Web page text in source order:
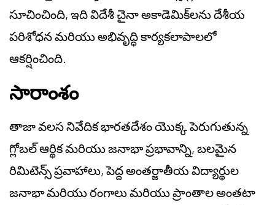
సూచించింది, ఇది విదేశీ చైనా అకాడెమిక్‌లను దేశీయ
పరిశోధన మరియు అభివృద్ధి కార్యకలాపాలలో
ఆకర్షించింది.
సారాంశం
తాజా వలస నివేదిక భారతదేశం యొక్క పెరుగుతున్న
గ్లోబల్ ఆర్థిక మరియు జనాభా ప్రభావాన్ని, బలమైన
రిమిటెన్స్ ప్రవాహాలు, పెద్ద అంతర్జాతీయ విద్యార్థుల
జనాభా మరియు రంగాలు మరియు ప్రాంతాల అంతటా